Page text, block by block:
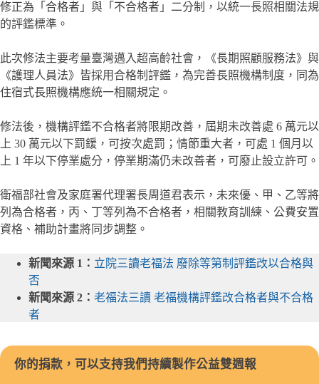
修正為「合格者」與「不合格者」二分制，以統一長照相關法規
的評鑑標準。
此次修法主要考量臺灣邁入超高齡社會，《長期照顧服務法》與
《護理人員法》皆採用合格制評鑑，為完善長照機構制度，同為
住宿式長照機構應統一相關規定。
修法後，機構評鑑不合格者將限期改善，屆期未改善處 6 萬元以
上 30 萬元以下罰鍰，可按次處罰；情節重大者，可處 1 個月以
上 1 年以下停業處分，停業期滿仍未改善者，可廢止設立許可。
衛福部社會及家庭署代理署長周道君表示，未來優、甲、乙等將
列為合格者，丙、丁等列為不合格者，相關教育訓練、公費安置
資格、補助計畫將同步調整。
新聞來源 1： 立院三讀老福法 廢除等第制評鑑改以合格與
否
新聞來源 2： 老福法三讀 老福機構評鑑改合格者與不合格
者
你的捐款，可以支持我們持續製作公益雙週報